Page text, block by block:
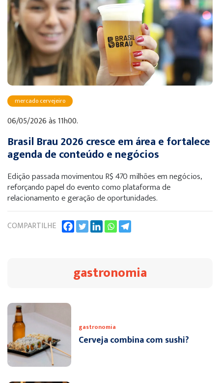
mercado cervejeiro
06/05/2026 às 11h00.
Brasil Brau 2026 cresce em área e fortalece
agenda de conteúdo e negócios
Edição passada movimentou R$ 470 milhões em negócios,
reforçando papel do evento como plataforma de
relacionamento e geração de oportunidades.
COMPARTILHE
gastronomia
gastronomia
Cerveja combina com sushi?